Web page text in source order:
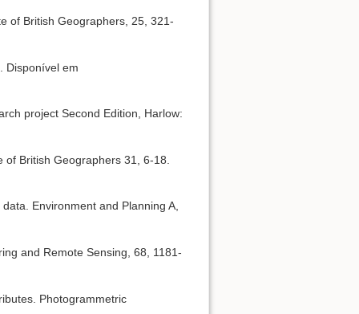
of British Geographers, 25, 321-
Disponível em
project Second Edition, Harlow:
British Geographers 31, 6-18.
Environment and Planning A,
and Remote Sensing, 68, 1181-
Photogrammetric